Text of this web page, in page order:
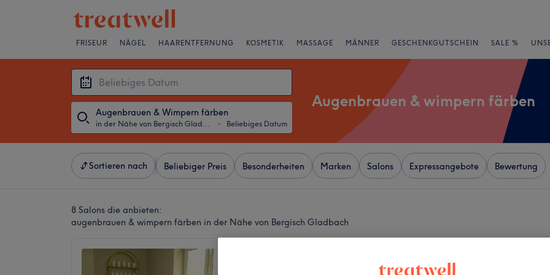
FRISEUR NÄGEL HAARENTFERNUNG KOSMETIK MASSAGE MÄNNER GESCHENKGUTSCHEIN SALE %
Augenbrauen & Wimpern färben
in der Nähe von Bergisch Gladbach ・ Beliebiges Datum
Augenbrauen & wimpern färben
Sortieren nach Beliebiger Preis Besonderheiten Marken Salons Expressangebote Bewertung
8 Salons die anbieten:
augenbrauen & wimpern färben in der Nähe von Bergisch Gladbach
5 Bewertungen